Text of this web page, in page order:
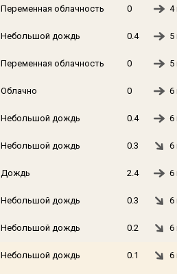
Переменная облачность 0 4
Небольшой дождь 0.4 5
Переменная облачность 0 5
Облачно 0 6
Небольшой дождь 0.4 6
Небольшой дождь 0.3 6
Дождь 2.4 6
Небольшой дождь 0.3 6
Небольшой дождь 0.2 6
Небольшой дождь 0.1 6